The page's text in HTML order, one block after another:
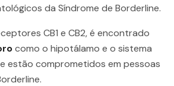
da Síndrome de Borderline.
CB1 e CB2, é encontrado
como o hipotálamo e o sistema
estão comprometidos em pessoas